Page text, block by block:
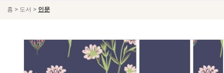
홈 > 도서 > 인문